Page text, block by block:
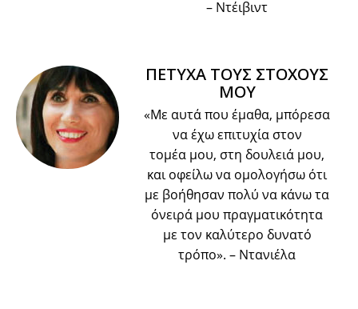
– Ντέιβιντ
ΠΕΤΥΧΑ ΤΟΥΣ ΣΤΟΧΟΥΣ
ΜΟΥ
«Με αυτά που έμαθα, μπόρεσα
να έχω επιτυχία στον
τομέα μου, στη δουλειά μου,
και οφείλω να ομολογήσω ότι
με βοήθησαν πολύ να κάνω τα
όνειρά μου πραγματικότητα
με τον καλύτερο δυνατό
τρόπο». – Ντανιέλα